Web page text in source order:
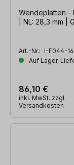
Wendeplatten -
| NL: 28,3 mm |
Art.-Nr.: I-F044-
Auf Lager,
86,10 €
inkl. MwSt. zzgl.
Versandkosten